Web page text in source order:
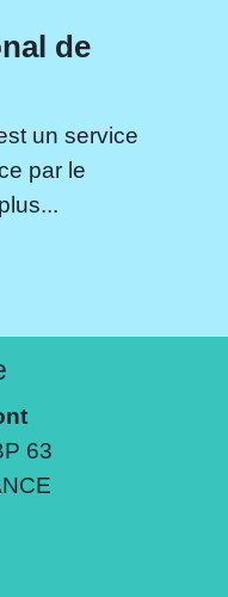
de
un service
par le
63